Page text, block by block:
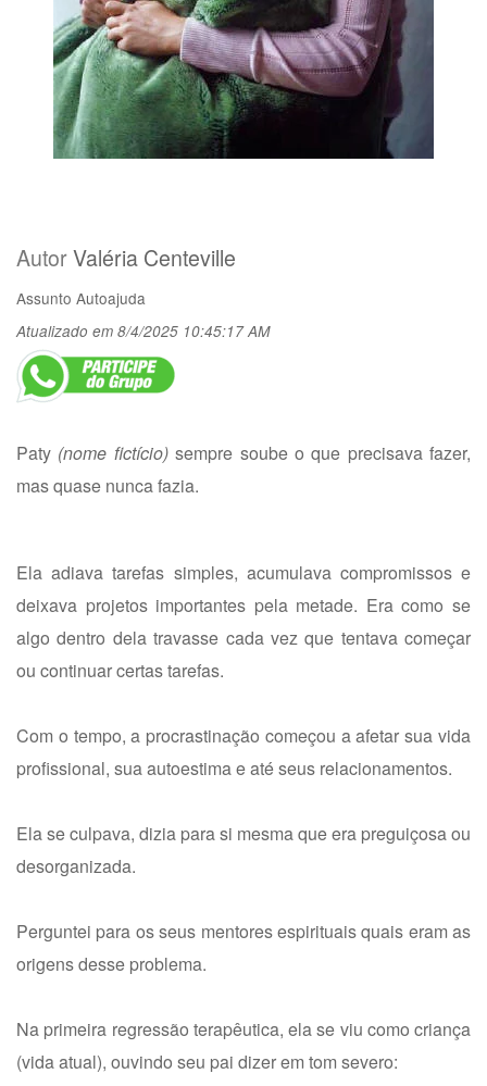
AutorValéria Centeville
Assunto Autoajuda
Atualizado em 8/4/2025 10:45:17 AM
Paty (nome fictício)sempre soube o que precisava fazer,
mas quase nunca fazia.
Ela adiava tarefas simples, acumulava compromissos e
deixava projetos importantes pela metade. Era como se
algo dentro dela travasse cada vez que tentava começar
ou continuar certas tarefas.
Com o tempo, a procrastinação começou a afetar sua vida
profissional, sua autoestima e até seus relacionamentos.
Ela se culpava, dizia para si mesma que era preguiçosa ou
desorganizada.
Perguntei para os seus mentores espirituais quais eram as
origens desse problema.
Na primeira regressão terapêutica, ela se viu como criança
(vida atual), ouvindo seu pai dizer em tom severo: